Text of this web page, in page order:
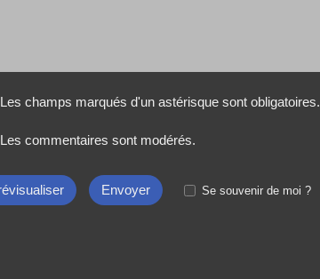
Les champs marqués d'un astérisque sont obligatoires.
Les commentaires sont modérés.
Se souvenir de moi ?